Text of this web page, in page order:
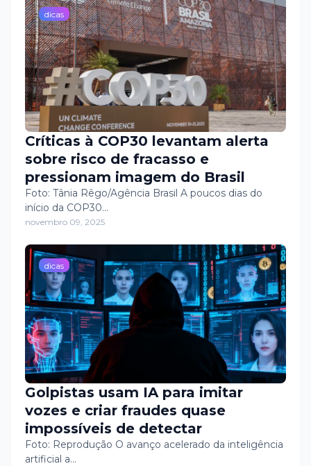
Novembro Azul.
dicas
Críticas à COP30 levantam alerta
sobre risco de fracasso e
pressionam imagem do Brasil
Foto: Tânia Rêgo/Agência Brasil A poucos dias do
início da COP30…
novembro 09, 2025
dicas
Golpistas usam IA para imitar
vozes e criar fraudes quase
impossíveis de detectar
Foto: Reprodução O avanço acelerado da inteligência
artificial a…